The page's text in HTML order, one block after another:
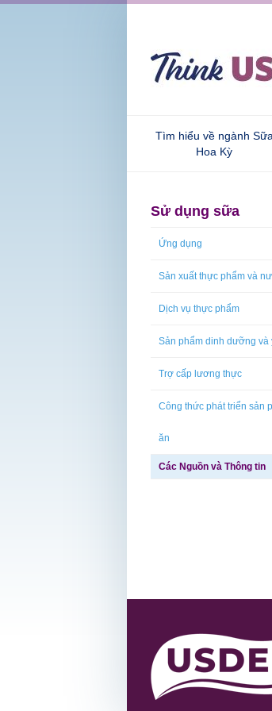
Tìm hiểu về ngành Sữa
Hoa Kỳ
Sử dụng sữa
Ứng dụng
Sản xuất thực phẩm và
Dịch vụ thực phẩm
Sản phẩm dinh dưỡng và
Trợ cấp lương thực
Công thức phát triển sản
ăn
Các Nguồn và Thông tin